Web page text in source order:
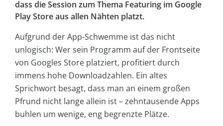
dass die Session zum Thema Featuring im Google
Play Store aus allen Nähten platzt.
Aufgrund der App-Schwemme ist das nicht
unlogisch: Wer sein Programm auf der Frontseite
von Googles Store platziert, profitiert durch
immens hohe Downloadzahlen. Ein altes
Sprichwort besagt, dass man an einem großen
Pfrund nicht lange allein ist – zehntausende Apps
buhlen um wenige, eng begrenzte Plätze.